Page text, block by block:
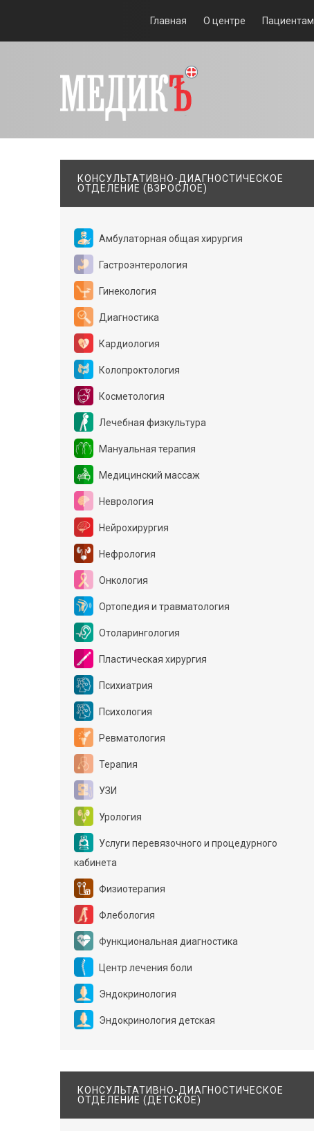
Главная О центре Пациентам
КОНСУЛЬТАТИВНО-ДИАГНОСТИЧЕСКОЕ
ОТДЕЛЕНИЕ (ВЗРОСЛОЕ)
Амбулаторная общая хирургия
Гастроэнтерология
Гинекология
Диагностика
Кардиология
Колопроктология
Косметология
Лечебная физкультура
Мануальная терапия
Медицинский массаж
Неврология
Нейрохирургия
Нефрология
Онкология
Ортопедия и травматология
Отоларингология
Пластическая хирургия
Психиатрия
Психология
Ревматология
Терапия
УЗИ
Урология
Услуги перевязочного и процедурного
кабинета
Физиотерапия
Флебология
Функциональная диагностика
Центр лечения боли
Эндокринология
Эндокринология детская
КОНСУЛЬТАТИВНО-ДИАГНОСТИЧЕСКОЕ
ОТДЕЛЕНИЕ (ДЕТСКОЕ)